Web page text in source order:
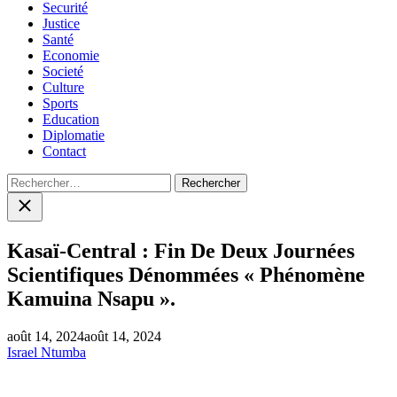
Securité
Justice
Santé
Economie
Societé
Culture
Sports
Education
Diplomatie
Contact
Rechercher :
Close
search
Kasaï-Central : Fin De Deux Journées
Scientifiques Dénommées « Phénomène
Kamuina Nsapu ».
août 14, 2024août 14, 2024
Israel Ntumba